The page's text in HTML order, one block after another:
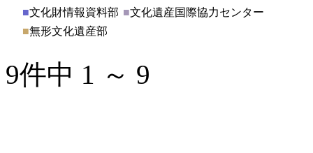
■文化財情報資料部 ■文化遺産国際協力センター
■無形文化遺産部
9件中 1 ～ 9